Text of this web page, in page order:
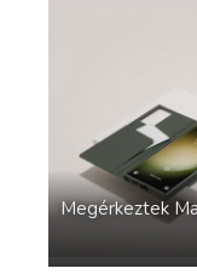
Megérkeztek